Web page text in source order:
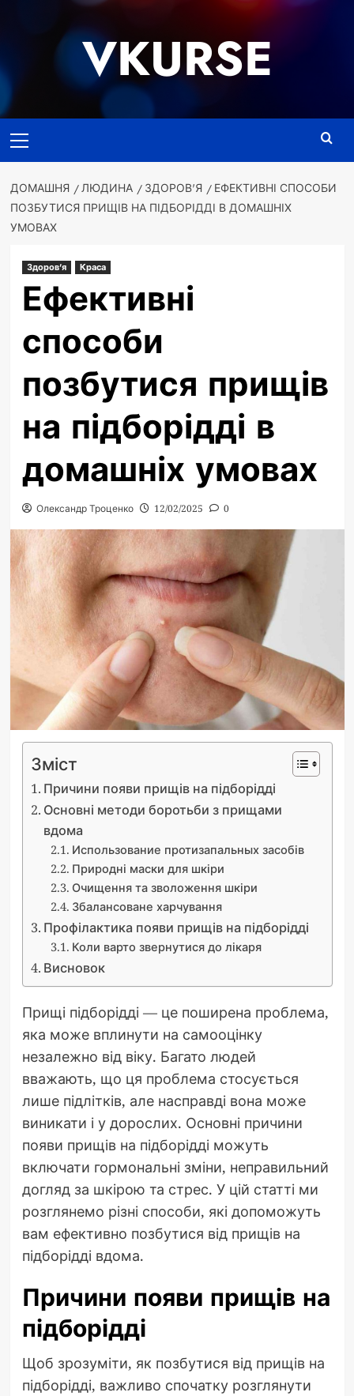
VKURSE
меню
ДОМАШНЯ ЛЮДИНА ЗДОРОВ'Я
ЕФЕКТИВНІ СПОСОБИ
ПОЗБУТИСЯ ПРИЩІВ НА ПІДБОРІДДІ В ДОМАШНІХ
УМОВАХ
Здоров'я Краса
Ефективні
способи
позбутися прищів
на підборідді в
домашніх умовах
Олександр Троценко 12/02/2025 0
Зміст
Причини появи прищів на підборідді
Основні методи боротьби з прищами
вдома
Использование протизапальных засобів
Природні маски для шкіри
Очищення та зволоження шкіри
Збалансоване харчування
Профілактика появи прищів на підборідді
Коли варто звернутися до лікаря
Висновок
Прищі підборідді — це поширена проблема,
яка може вплинути на самооцінку
незалежно від віку. Багато людей
вважають, що ця проблема стосується
лише підлітків, але насправді вона може
виникати і у дорослих. Основні причини
появи прищів на підборідді можуть
включати гормональні зміни, неправильний
догляд за шкірою та стрес. У цій статті ми
розглянемо різні способи, які допоможуть
вам ефективно позбутися від прищів на
підборідді вдома.
Причини появи прищів на
підборідді
Щоб зрозуміти, як позбутися від прищів на
підборідді, важливо спочатку розглянути